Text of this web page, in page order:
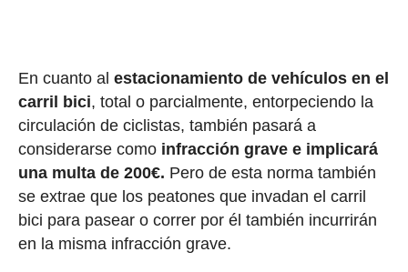
En cuanto al estacionamiento de vehículos en el
carril bici, total o parcialmente, entorpeciendo la
circulación de ciclistas, también pasará a
considerarse como infracción grave e implicará
una multa de 200€. Pero de esta norma también
se extrae que los peatones que invadan el carril
bici para pasear o correr por él también incurrirán
en la misma infracción grave.